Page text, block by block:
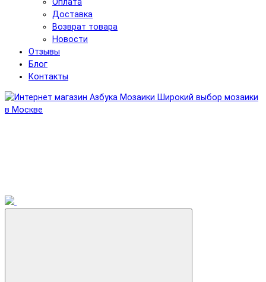
Доставка
Возврат товара
Новости
Отзывы
Блог
Контакты
Широкий выбор мозаики
в Москве